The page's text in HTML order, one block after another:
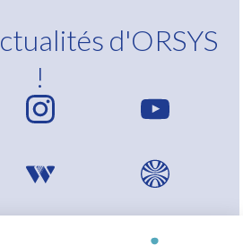
d'ORSYS
!